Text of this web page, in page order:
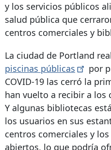
y los servicios públicos
salud pública que
centros comerciales y
La ciudad de Portland
piscinas públicas
por
COVID-19 las cerró la
han vuelto a recibir a los
Y algunas bibliotecas
los usuarios en sus
centros comerciales y
abiertos, lo que podría